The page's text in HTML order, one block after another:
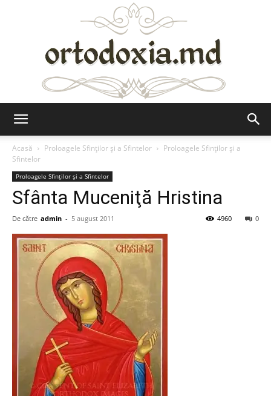
Acasă
Proloagele Sfinților și a Sfintelor
Proloagele Sfinților și a
Sfintelor
Proloagele Sfinților și a Sfintelor
Sfânta Muceniţă Hristina
De către admin - 5 august 2011 0
4960